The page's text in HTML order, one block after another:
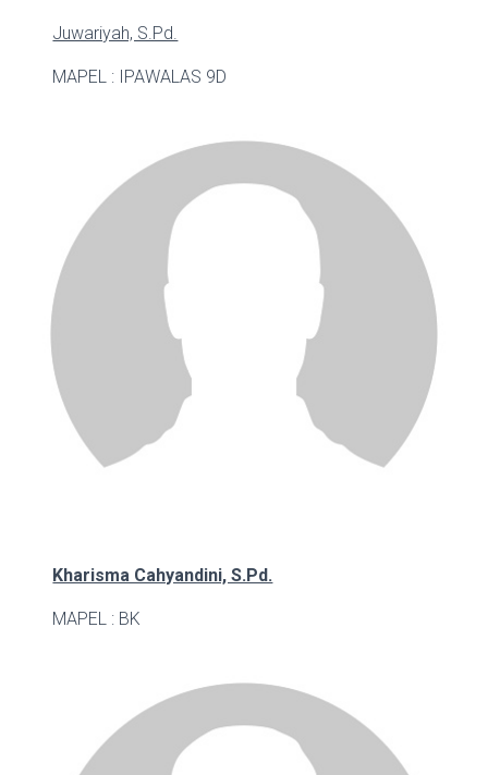
Juwariyah, S.Pd.
MAPEL : IPAWALAS 9D
Kharisma Cahyandini, S.Pd.
MAPEL : BK